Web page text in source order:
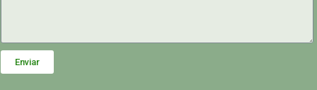
Enviar